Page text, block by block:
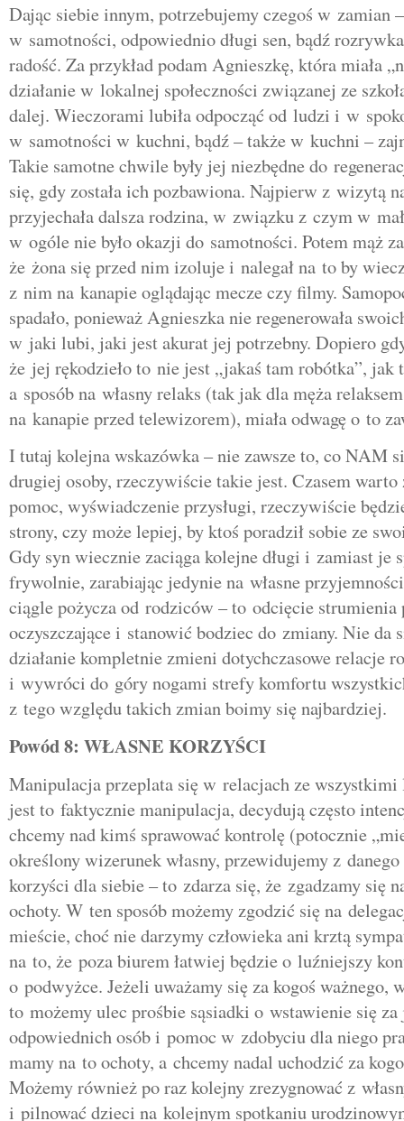
Dając siebie innym, potrzebujemy czegoś w zamian
w samotności, odpowiednio długi sen, bądź
radość. Za przykład podam Agnieszkę, która miała
działanie w lokalnej społeczności związanej ze
dalej. Wieczorami lubiła odpocząć od ludzi i w
w samotności w kuchni, bądź – także w kuchni –
Takie samotne chwile były jej niezbędne do
się, gdy została ich pozbawiona. Najpierw z wizytą
przyjechała dalsza rodzina, w związku z czym w
w ogóle nie było okazji do samotności. Potem mąż
że żona się przed nim izoluje i nalegał na to by
z nim na kanapie oglądając mecze czy filmy.
spadało, ponieważ Agnieszka nie regenerowała
w jaki lubi, jaki jest akurat jej potrzebny. Dopiero
że jej rękodzieło to nie jest „jakaś tam robótka”, jak
a sposób na własny relaks (tak jak dla męża
na kanapie przed telewizorem), miała odwagę o to
I tutaj kolejna wskazówka – nie zawsze to, co NAM
drugiej osoby, rzeczywiście takie jest. Czasem warto
pomoc, wyświadczenie przysługi, rzeczywiście
strony, czy może lepiej, by ktoś poradził sobie ze
Gdy syn wiecznie zaciąga kolejne długi i zamiast je
frywolnie, zarabiając jedynie na własne
ciągle pożycza od rodziców – to odcięcie strumienia
oczyszczające i stanowić bodziec do zmiany. Nie da
działanie kompletnie zmieni dotychczasowe relacje
i wywróci do góry nogami strefy komfortu
z tego względu takich zmian boimy się najbardziej.
Powód 8: WŁASNE KORZYŚCI
Manipulacja przeplata się w relacjach ze
jest to faktycznie manipulacja, decydują często
chcemy nad kimś sprawować kontrolę (potocznie
określony wizerunek własny, przewidujemy z
korzyści dla siebie – to zdarza się, że zgadzamy się
ochoty. W ten sposób możemy zgodzić się na
mieście, choć nie darzymy człowieka ani krztą
na to, że poza biurem łatwiej będzie o luźniejszy
o podwyżce. Jeżeli uważamy się za kogoś ważnego,
to możemy ulec prośbie sąsiadki o wstawienie się
odpowiednich osób i pomoc w zdobyciu dla niego
mamy na to ochoty, a chcemy nadal uchodzić za
Możemy również po raz kolejny zrezygnować z
i pilnować dzieci na kolejnym spotkaniu